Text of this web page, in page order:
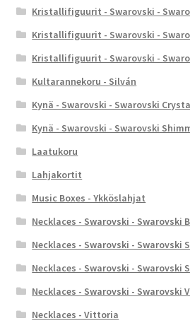
Kristallifiguurit - Swarovski -
Kristallifiguurit - Swarovski -
Kristallifiguurit - Swarovski -
Kultarannekoru - Silván
Kynä - Swarovski - Swarovski
Kynä - Swarovski - Swarovski
Laatukoru
Lahjakortit
Music Boxes - Ykköslahjat
Necklaces - Swarovski - Swarovski
Necklaces - Swarovski - Swarovski
Necklaces - Swarovski - Swarovski
Necklaces - Swarovski - Swarovski
Necklaces - Vittoria